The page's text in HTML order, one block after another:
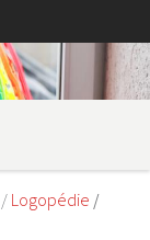
Logopédie